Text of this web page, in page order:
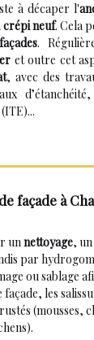
à décaper l'
crépi neuf. Cela
façades.
et outre cet
, avec des
façade à
unnettoyage, un
par
ou sablage
façade, les
(mousses,